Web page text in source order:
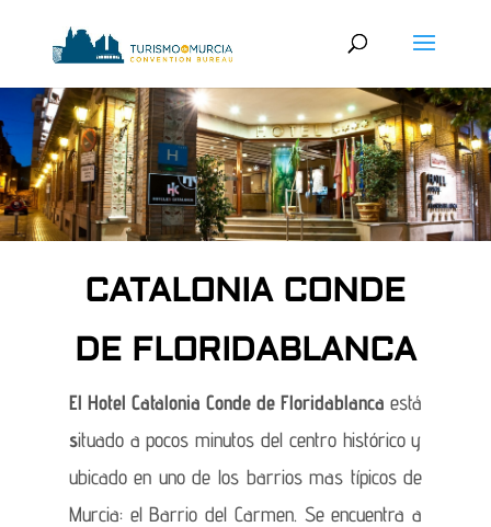
CATALONIA CONDE
DE FLORIDABLANCA
El Hotel Catalonia Conde de Floridablanca está
situado a pocos minutos del centro histórico y
ubicado en uno de los barrios mas típicos de
Murcia: el Barrio del Carmen. Se encuentra a